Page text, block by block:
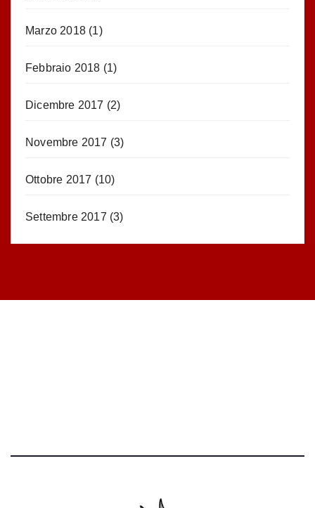
Marzo 2018 (1)
Febbraio 2018 (1)
Dicembre 2017 (2)
Novembre 2017 (3)
Ottobre 2017 (10)
Settembre 2017 (3)